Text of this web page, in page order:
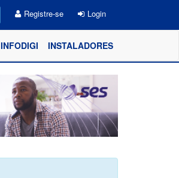
Registre-se Login
INFODIGI INSTALADORES